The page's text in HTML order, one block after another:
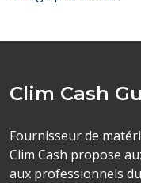
Clim Cash
Fournisseur de
Clim Cash propose
aux professionnels